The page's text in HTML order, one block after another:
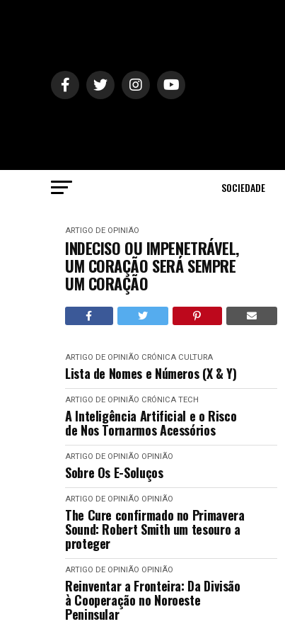
SOCIEDADE
ARTIGO DE OPINIÃO
INDECISO OU IMPENETRÁVEL,
UM CORAÇÃO SERÁ SEMPRE
UM CORAÇÃO
ARTIGO DE OPINIÃO CRÓNICA CULTURA
Lista de Nomes e Números (X & Y)
ARTIGO DE OPINIÃO CRÓNICA TECH
A Inteligência Artificial e o Risco
de Nos Tornarmos Acessórios
ARTIGO DE OPINIÃO OPINIÃO
Sobre Os E-Soluços
ARTIGO DE OPINIÃO OPINIÃO
The Cure confirmado no Primavera
Sound: Robert Smith um tesouro a
proteger
ARTIGO DE OPINIÃO OPINIÃO
Reinventar a Fronteira: Da Divisão
à Cooperação no Noroeste
Peninsular